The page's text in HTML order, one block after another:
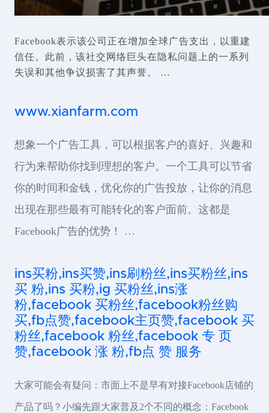
Facebook表示该公司正在增加全球广告支出，以重建
信任。此前，该社交网络巨头在隐私问题上的一系列
失误和其他争议损害了其声誉。 …
www.xianfarm.com
想象一个广告工具，可以根据客户的喜好、兴趣和
行为来帮助你找到理想的客户。一个工具可以节省
你的时间和金钱，优化你的广告投放，让你的消息
出现在那些最有可能转化的客户面前。这都是
Facebook广告的优势！ …
ins买粉,ins买赞,ins刷粉丝,ins买粉丝,ins
买 粉,ins 买粉,ig 买粉丝,ins涨
粉,facebook 买粉丝,facebook粉丝购
买,fb点赞,facebook主页赞,facebook 买
粉丝,facebook 粉丝,facebook 专 页
赞,facebook 涨 粉,fb点 赞 服务
大家可能会有疑问：市面上不是早有对接Facebook店铺的
产品了吗？小编先跟大家普及2个不同的概念：Facebook